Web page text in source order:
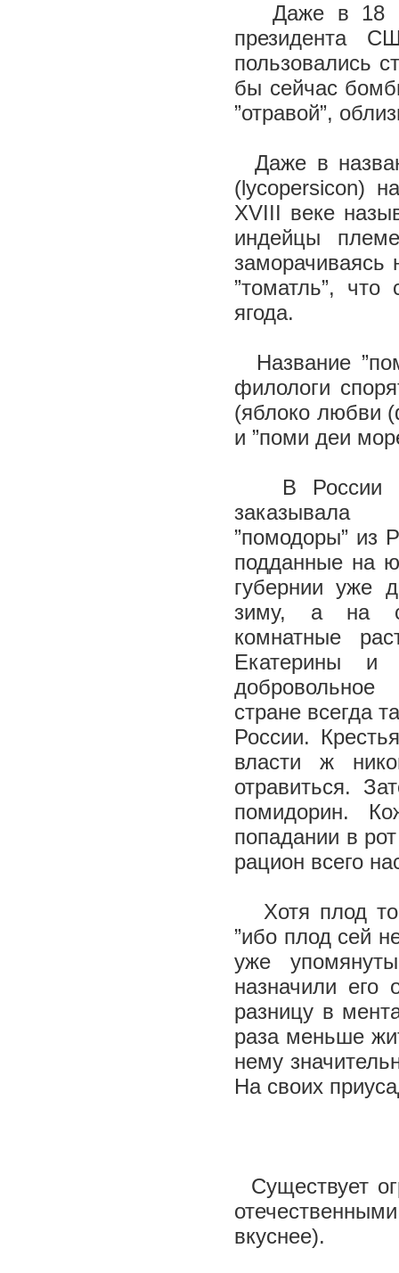
Даже в 18
президента
пользовались
бы сейчас
”отравой”,
Даже в
(lycopersicon)
XVIII веке
индейцы
заморачиваясь
”томатль”, что
ягода.
Название
филологи
(яблоко любви
и ”поми деи
В России
заказывала
”помодоры” из
подданные на
губернии уже
зиму, а на
комнатные
Екатерины и
стране всегда
России.
власти ж
отравиться.
помидорин.
попадании в
рацион всего
Хотя плод
”ибо плод сей
уже
назначили его
разницу в
раза меньше
нему
На своих
Существует
вкуснее).